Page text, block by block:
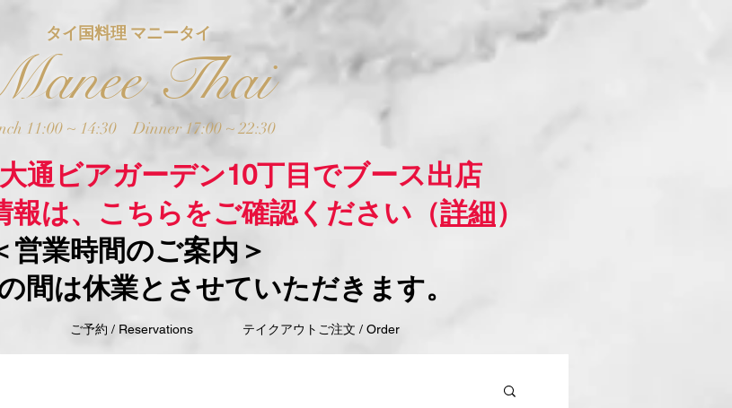
タイ国料理 マニータイ
Thai
11:00 ~ 14:30Dinner 17:00 ~ 22:30
通ビアガーデン10丁目でブース出店
報は、こちらをご確認ください（詳細）
営業時間のご案内＞
間は休業とさせていただきます。
ご予約 / Reservations テイクアウトご注文 / Order